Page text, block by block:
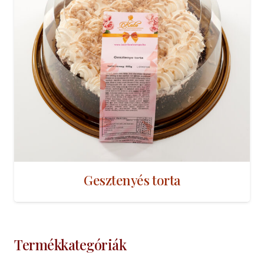
Gesztenyés torta
Termékkategóriák